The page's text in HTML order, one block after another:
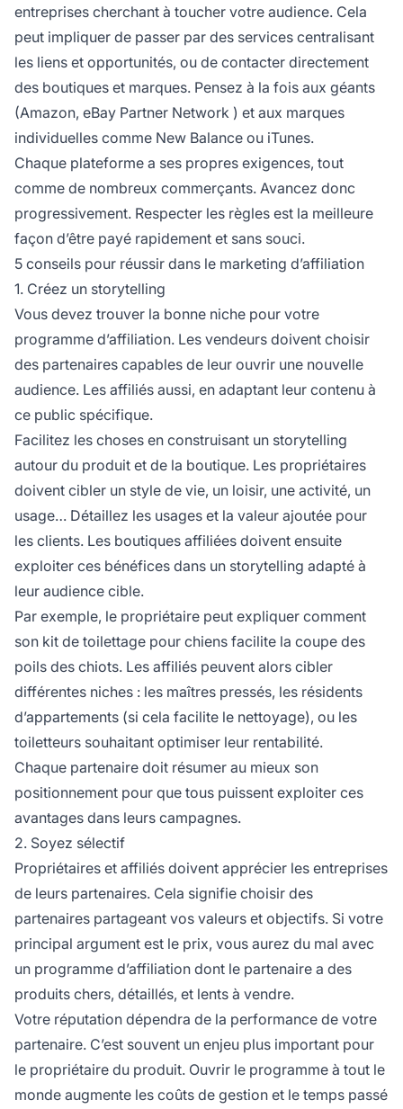
entreprises cherchant à toucher votre audience. Cela
peut impliquer de passer par des services centralisant
les liens et opportunités, ou de contacter directement
des boutiques et marques. Pensez à la fois aux géants
(Amazon, eBay Partner Network ) et aux marques
individuelles comme New Balance ou iTunes.
Chaque plateforme a ses propres exigences, tout
comme de nombreux commerçants. Avancez donc
progressivement. Respecter les règles est la meilleure
façon d’être payé rapidement et sans souci.
5 conseils pour réussir dans le marketing d’affiliation
1. Créez un storytelling
Vous devez trouver la bonne niche pour votre
programme d’affiliation. Les vendeurs doivent choisir
des partenaires capables de leur ouvrir une nouvelle
audience. Les affiliés aussi, en adaptant leur contenu à
ce public spécifique.
Facilitez les choses en construisant un storytelling
autour du produit et de la boutique. Les propriétaires
doivent cibler un style de vie, un loisir, une activité, un
usage… Détaillez les usages et la valeur ajoutée pour
les clients. Les boutiques affiliées doivent ensuite
exploiter ces bénéfices dans un storytelling adapté à
leur audience cible.
Par exemple, le propriétaire peut expliquer comment
son kit de toilettage pour chiens facilite la coupe des
poils des chiots. Les affiliés peuvent alors cibler
différentes niches : les maîtres pressés, les résidents
d’appartements (si cela facilite le nettoyage), ou les
toiletteurs souhaitant optimiser leur rentabilité.
Chaque partenaire doit résumer au mieux son
positionnement pour que tous puissent exploiter ces
avantages dans leurs campagnes.
2. Soyez sélectif
Propriétaires et affiliés doivent apprécier les entreprises
de leurs partenaires. Cela signifie choisir des
partenaires partageant vos valeurs et objectifs. Si votre
principal argument est le prix, vous aurez du mal avec
un programme d’affiliation dont le partenaire a des
produits chers, détaillés, et lents à vendre.
Votre réputation dépendra de la performance de votre
partenaire. C’est souvent un enjeu plus important pour
le propriétaire du produit. Ouvrir le programme à tout le
monde augmente les coûts de gestion et le temps passé